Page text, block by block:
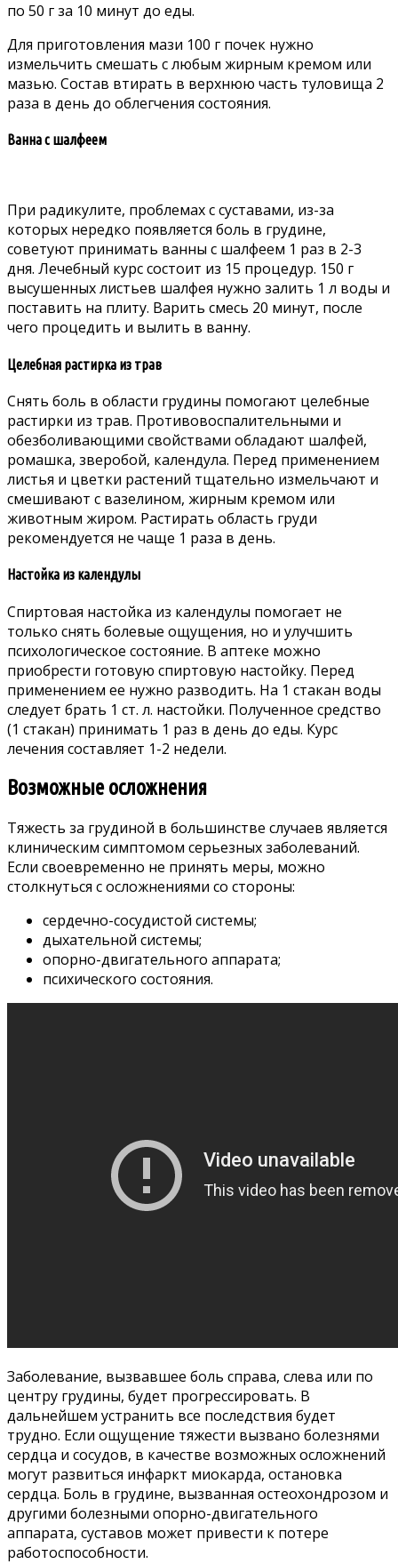
по 50 г за 10 минут до еды.
Для приготовления мази 100 г почек нужно
измельчить смешать с любым жирным кремом или
мазью. Состав втирать в верхнюю часть туловища 2
раза в день до облегчения состояния.
Ванна с шалфеем
При радикулите, проблемах с суставами, из-за
которых нередко появляется боль в грудине,
советуют принимать ванны с шалфеем 1 раз в 2-3
дня. Лечебный курс состоит из 15 процедур. 150 г
высушенных листьев шалфея нужно залить 1 л воды и
поставить на плиту. Варить смесь 20 минут, после
чего процедить и вылить в ванну.
Целебная растирка из трав
Снять боль в области грудины помогают целебные
растирки из трав. Противовоспалительными и
обезболивающими свойствами обладают шалфей,
ромашка, зверобой, календула. Перед применением
листья и цветки растений тщательно измельчают и
смешивают с вазелином, жирным кремом или
животным жиром. Растирать область груди
рекомендуется не чаще 1 раза в день.
Настойка из календулы
Спиртовая настойка из календулы помогает не
только снять болевые ощущения, но и улучшить
психологическое состояние. В аптеке можно
приобрести готовую спиртовую настойку. Перед
применением ее нужно разводить. На 1 стакан воды
следует брать 1 ст. л. настойки. Полученное средство
(1 стакан) принимать 1 раз в день до еды. Курс
лечения составляет 1-2 недели.
Возможные осложнения
Тяжесть за грудиной в большинстве случаев является
клиническим симптомом серьезных заболеваний.
Если своевременно не принять меры, можно
столкнуться с осложнениями со стороны:
сердечно-сосудистой системы;
дыхательной системы;
опорно-двигательного аппарата;
психического состояния.
Заболевание, вызвавшее боль справа, слева или по
центру грудины, будет прогрессировать. В
дальнейшем устранить все последствия будет
трудно. Если ощущение тяжести вызвано болезнями
сердца и сосудов, в качестве возможных осложнений
могут развиться инфаркт миокарда, остановка
сердца. Боль в грудине, вызванная остеохондрозом и
другими болезными опорно-двигательного
аппарата, суставов может привести к потере
работоспособности.